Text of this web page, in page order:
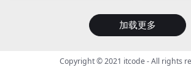
加载更多
Copyright © 2021 itcode- All rights